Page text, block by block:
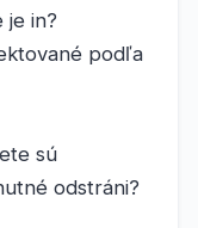
je in?
podľa
sú
odstráni?